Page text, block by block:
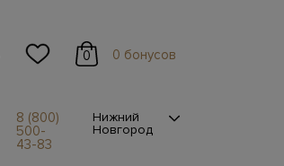
0 0 бонусов
8 (800)
500-
43-83
Нижний
Новгород